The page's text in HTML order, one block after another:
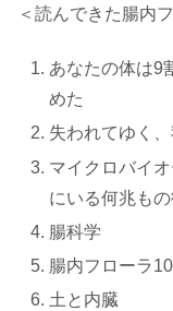
＜読んできた腸内
あなたの体は9
めた
失われてゆく
マイクロバイ
にいる何兆も
腸科学
腸内フローラ
土と内臓